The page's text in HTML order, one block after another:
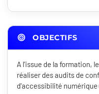
OBJECTIFS
A l'issue de la formation,
réaliser des audits de
d'accessibilité numérique